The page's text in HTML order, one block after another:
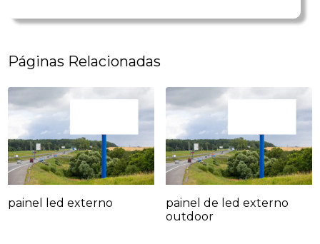
Páginas Relacionadas
painel led externo
painel de led externo
outdoor